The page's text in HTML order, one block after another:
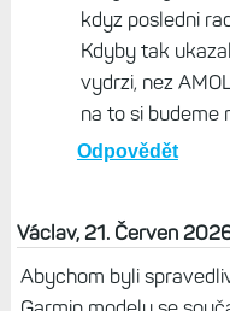
kdyz posledni
Kdyby tak
vydrzi, nez
na to si budeme
Odpovědět
Václav, 21. Červen
Abychom byli